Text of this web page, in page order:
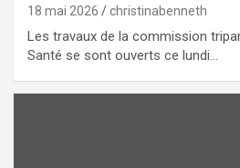
18 mai 2026 christinabenneth
Les travaux de la commission
Santé se sont ouverts ce lundi…